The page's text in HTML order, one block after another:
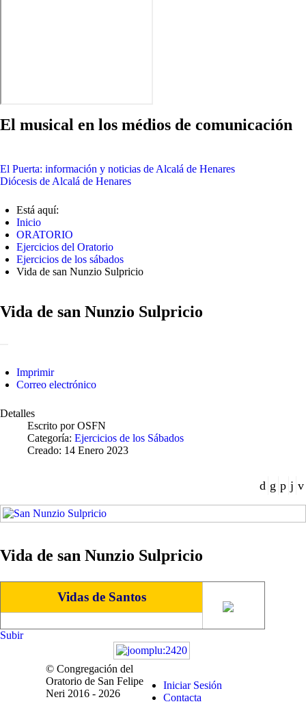
El musical en los médios de comunicación
El Puerta: información y noticias de Alcalá de Henares
Diócesis de Alcalá de Henares
Está aquí:
Inicio
ORATORIO
Ejercicios del Oratorio
Ejercicios de los sábados
Vida de san Nunzio Sulpricio
Vida de san Nunzio Sulpricio
Imprimir
Correo electrónico
Detalles
Escrito porOSFN
Categoría: Ejercicios de los Sábados
Creado: 14 Enero 2023
Vida de san Nunzio Sulpricio
Vidas de Santos
Subir
© Congregación del
Oratorio de San Felipe
Neri 2016 - 2026
Iniciar Sesión
Contacta